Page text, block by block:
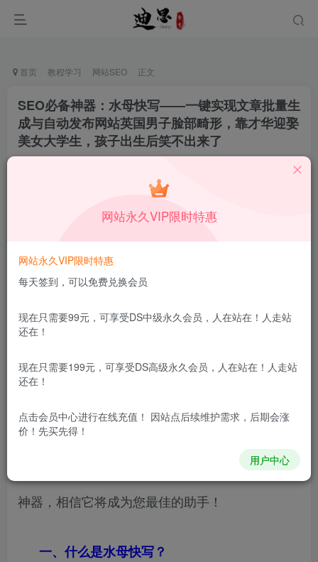
首页 教程学习 网站SEO 正文
SEO必备神器：水母快写——一键实现文章批量生
成与自动发布网站英国男子脸部畸形，靠才华迎娶
美女大学生，孩子出生后笑不出来了
私信
本站所有内容来自互联网收集，仅供学习和交流，请勿用于商业
导语：想要在数字时代脱颖而出，成功吸引用
户关注，高质量的内容输出至关重要。对于那些希
望在该领域取得优势的SEOer、站长和自媒体从业
者来说，一个合适的工具能够事半功倍。今天，我
们将为您全面详细地介绍一款命名为“水母快写”的
神器，相信它将成为您最佳的助手！
一、什么是水母快写？
网站永久VIP限时特惠
网站永久VIP限时特惠
每天签到，可以免费兑换会员
现在只需要99元，可享受DS中级永久会员，人在站在！人走站
还在！
现在只需要199元，可享受DS高级永久会员，人在站在！人走站
还在！
点击会员中心进行在线充值！ 因站点后续维护需求，后期会涨
价！先买先得！
用户中心